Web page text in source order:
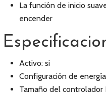
La función de inicio
encender
Activo: si
Configuración de
Tamaño del controlador